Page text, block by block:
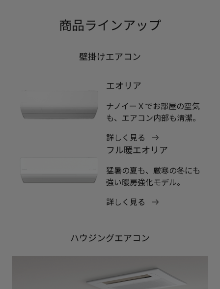
商品ラインアップ
壁掛けエアコン
エオリア
ナノイーＸでお部屋の空気
も、エアコン内部も清潔。
詳しく見る
フル暖エオリア
猛暑の夏も、厳寒の冬にも
強い暖房強化モデル。
詳しく見る
ハウジングエアコン